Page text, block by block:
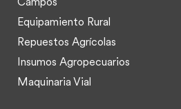
Equipamiento Rural
Repuestos Agrícolas
Insumos Agropecuarios
Maquinaria Vial